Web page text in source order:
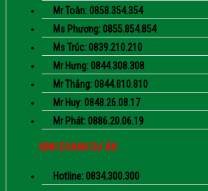
Mr Toàn: 0858.354.354
Ms Phương: 0855.854.854
Ms Trúc: 0839.210.210
Mr Hưng: 0844.308.308
Mr Thắng: 0844.810.810
Mr Huy: 0848.26.08.17
Mr Phát: 0886.20.06.19
KINH DOANH DỰ ÁN
Hotline: 0834.300.300